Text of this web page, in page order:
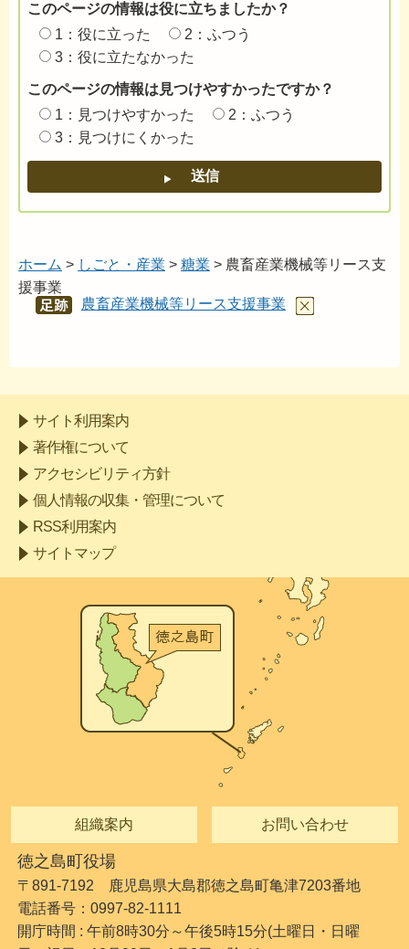
このページの情報は役に立ちましたか？
1：役に立った
2：ふつう
3：役に立たなかった
このページの情報は見つけやすかったですか？
1：見つけやすかった
2：ふつう
3：見つけにくかった
ホーム > しごと・産業 > 糖業 > 農畜産業機械等リース支
援事業
あし
農畜産業機械等リース支援事業
サイト利用案内
著作権について
アクセシビリティ方針
個人情報の収集・管理について
RSS利用案内
サイトマップ
組織案内 お問い合わせ
徳之島町役場
〒891-7192 鹿児島県大島郡徳之島町亀津7203番地
電話番号：0997-82-1111
開庁時間 : 午前8時30分～午後5時15分(土曜日・日曜